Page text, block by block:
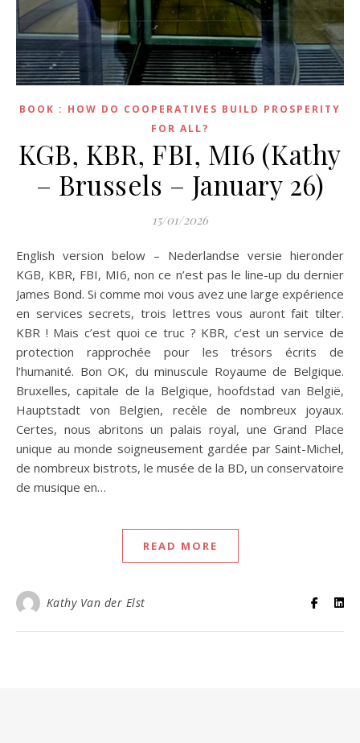
BOOK : HOW DO COOPERATIVES BUILD PROSPERITY
FOR ALL?
KGB, KBR, FBI, MI6 (Kathy
– Brussels – January 26)
15/01/2026
English version below – Nederlandse versie hieronder
KGB, KBR, FBI, MI6, non ce n’est pas le line-up du dernier
James Bond. Si comme moi vous avez une large expérience
en services secrets, trois lettres vous auront fait tilter.
KBR ! Mais c’est quoi ce truc ? KBR, c’est un service de
protection rapprochée pour les trésors écrits de
l’humanité. Bon OK, du minuscule Royaume de Belgique.
Bruxelles, capitale de la Belgique, hoofdstad van België,
Hauptstadt von Belgien, recèle de nombreux joyaux.
Certes, nous abritons un palais royal, une Grand Place
unique au monde soigneusement gardée par Saint-Michel,
de nombreux bistrots, le musée de la BD, un conservatoire
de musique en…
READ MORE
Kathy Van der Elst